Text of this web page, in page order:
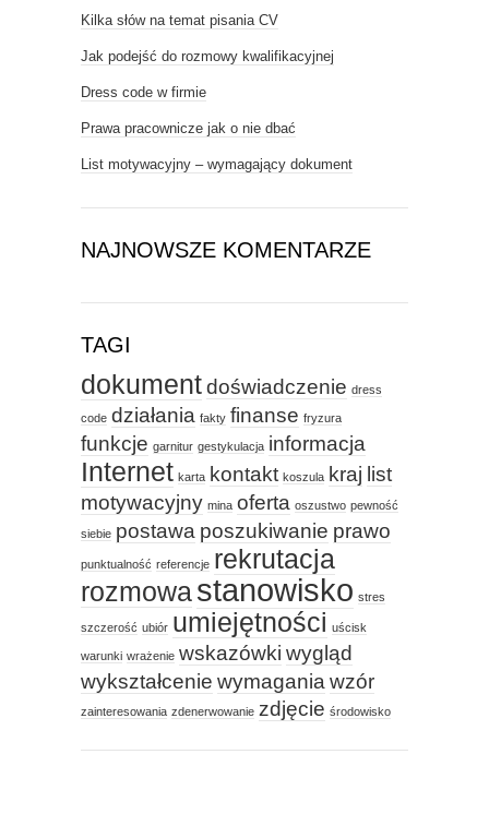
Kilka słów na temat pisania CV
Jak podejść do rozmowy kwalifikacyjnej
Dress code w firmie
Prawa pracownicze jak o nie dbać
List motywacyjny – wymagający dokument
NAJNOWSZE KOMENTARZE
TAGI
dokumentdoświadczenie dress
code działania fakty finanse fryzura
funkcje garnitur gestykulacja informacja
Internet karta kontakt koszula kraj list
motywacyjny mina oferta oszustwo pewność
siebie postawa poszukiwanie prawo
punktualność referencje rekrutacja
rozmowastanowisko stres
szczerość ubiór umiejętności uścisk
warunki wrażenie wskazówki wygląd
wykształcenie wymagania wzór
zainteresowania zdenerwowanie zdjęcie środowisko